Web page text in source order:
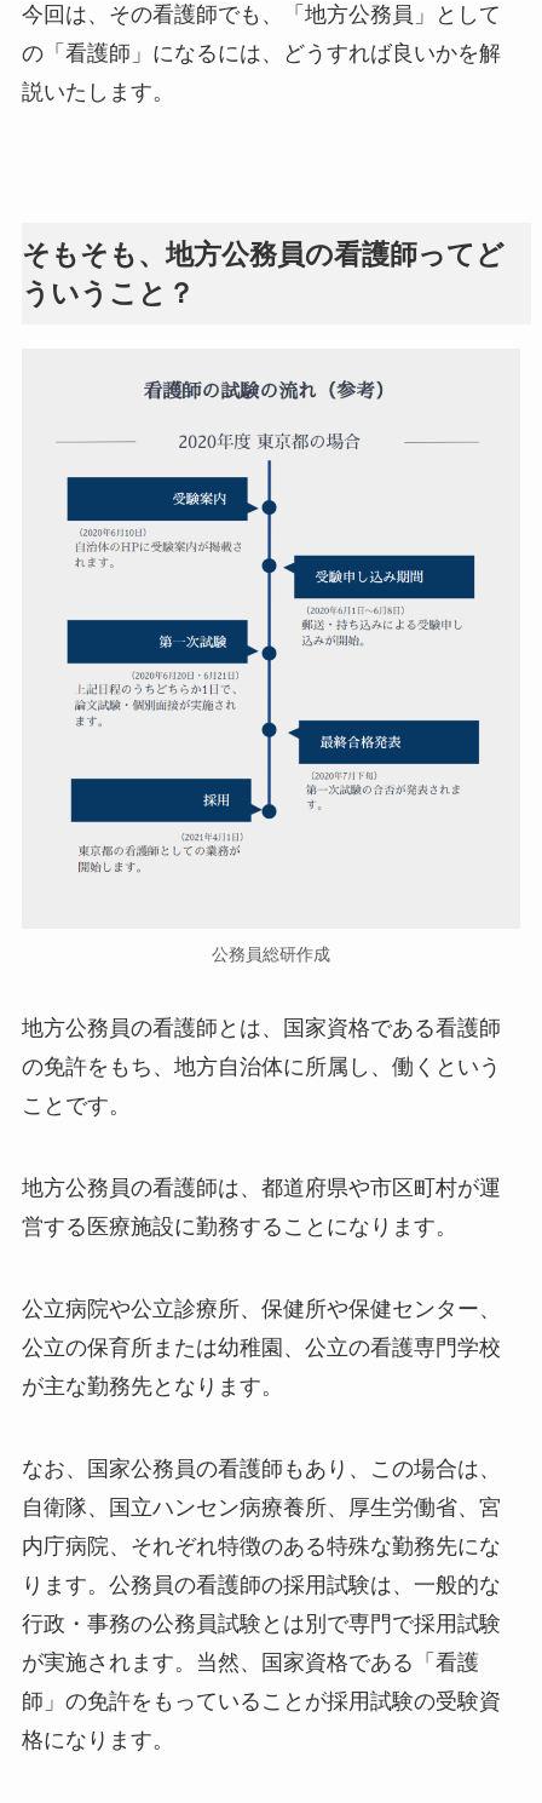
今回は、その看護師でも、「地方公務員」として
の「看護師」になるには、どうすれば良いかを解
説いたします。
そもそも、地方公務員の看護師ってど
ういうこと？
公務員総研作成
地方公務員の看護師とは、国家資格である看護師
の免許をもち、地方自治体に所属し、働くという
ことです。
地方公務員の看護師は、都道府県や市区町村が運
営する医療施設に勤務することになります。
公立病院や公立診療所、保健所や保健センター、
公立の保育所または幼稚園、公立の看護専門学校
が主な勤務先となります。
なお、国家公務員の看護師もあり、この場合は、
自衛隊、国立ハンセン病療養所、厚生労働省、宮
内庁病院、それぞれ特徴のある特殊な勤務先にな
ります。公務員の看護師の採用試験は、一般的な
行政・事務の公務員試験とは別で専門で採用試験
が実施されます。当然、国家資格である「看護
師」の免許をもっていることが採用試験の受験資
格になります。